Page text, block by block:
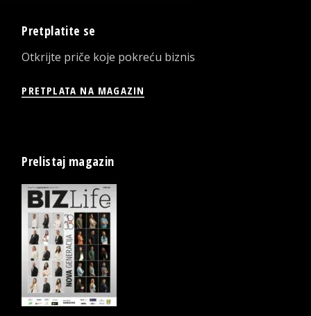
Pretplatite se
Otkrijte priče koje pokreću biznis
PRETPLATA NA MAGAZIN
Prelistaj magazin